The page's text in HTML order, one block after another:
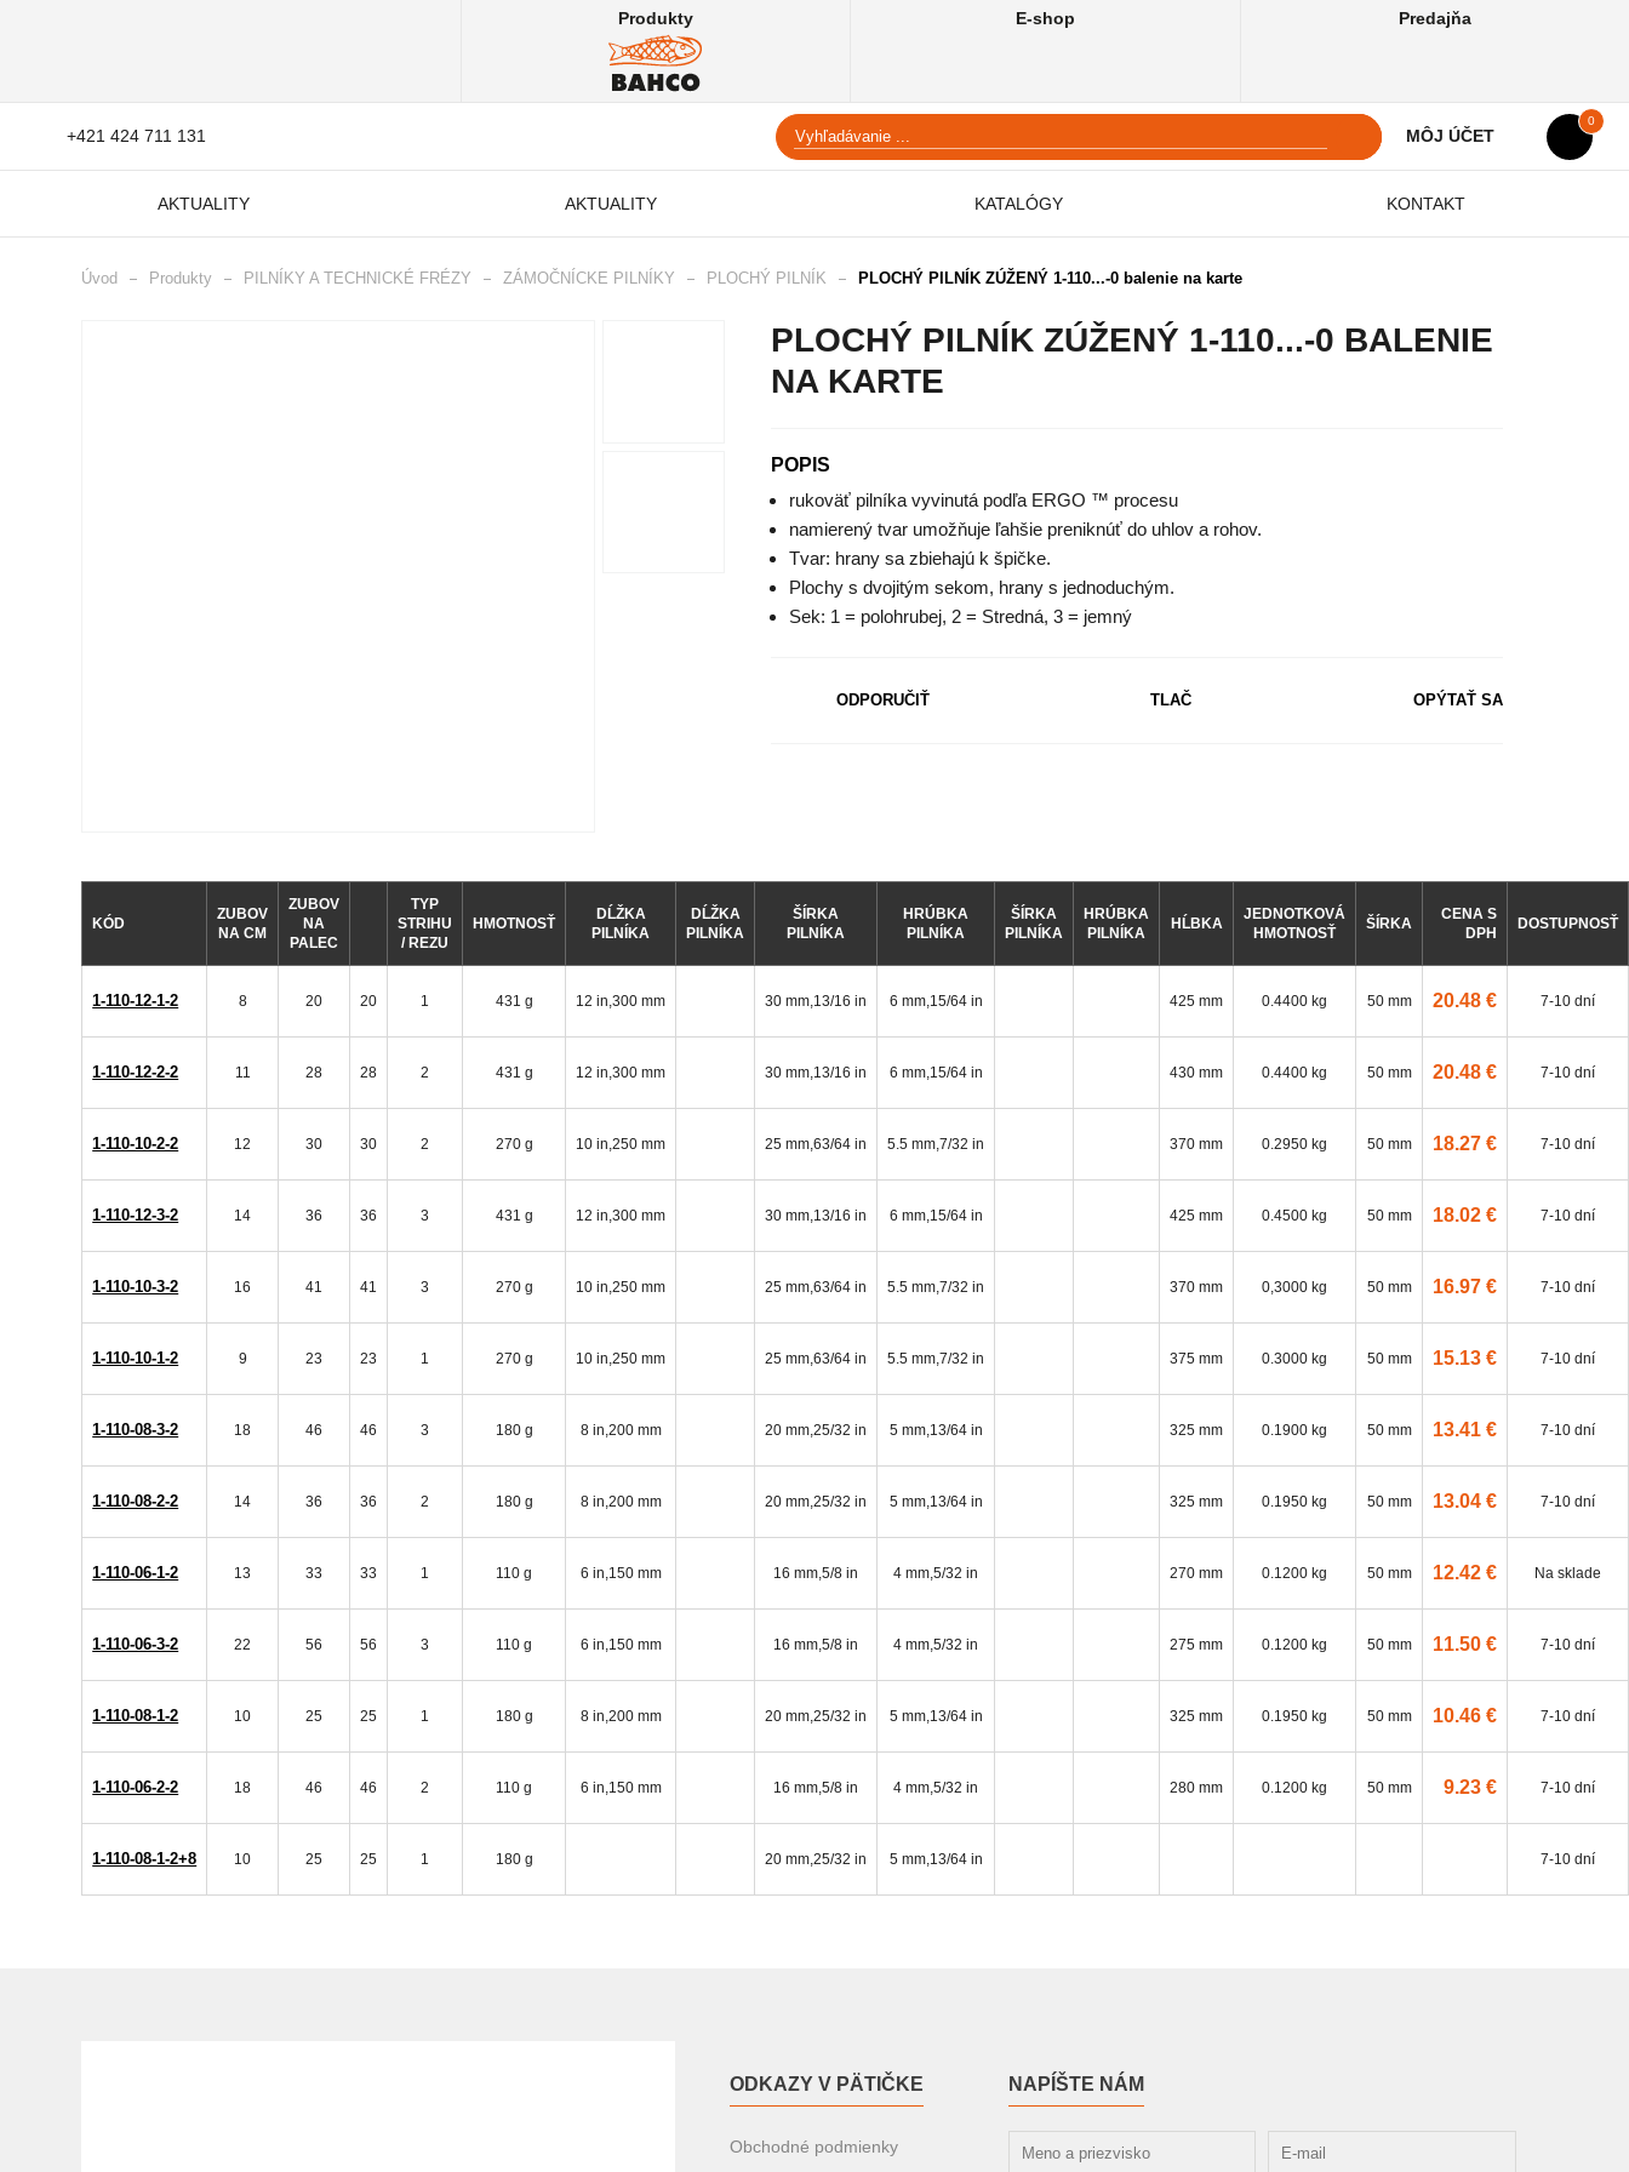
Produkty E-shop Predajňa
+421 424 711 131 MÔJ ÚČET
0
AKTUALITY AKTUALITY KATALÓGY KONTAKT
Úvod Produkty PILNÍKY A TECHNICKÉ FRÉZY ZÁMOČNÍCKE PILNÍKY PLOCHÝ PILNÍK PLOCHÝ PILNÍK ZÚŽENÝ 1-110...-0 balenie na karte
PLOCHÝ PILNÍK ZÚŽENÝ 1-110...-0 BALENIE
NA KARTE
POPIS
rukoväť pilníka vyvinutá podľa ERGO ™ procesu
namierený tvar umožňuje ľahšie preniknúť do uhlov a rohov.
Tvar: hrany sa zbiehajú k špičke.
Plochy s dvojitým sekom, hrany s jednoduchým.
Sek: 1 = polohrubej, 2 = Stredná, 3 = jemný
ODPORUČIŤ TLAČ OPÝTAŤ SA
KÓD
ZUBOV
NA CM
ZUBOV
NA
PALEC
TYP
STRIHU
/ REZU
HMOTNOSŤ
DĹŽKA
PILNÍKA
DĹŽKA
PILNÍKA
ŠÍRKA
PILNÍKA
HRÚBKA
PILNÍKA
ŠÍRKA
PILNÍKA
HRÚBKA
PILNÍKA
HĹBKA
JEDNOTKOVÁ
HMOTNOSŤ
ŠÍRKA
CENA S
DPH
DOSTUPNOSŤ
1-110-12-1-2 8 20 20 1 431 g 12 in,300 mm 30 mm,13/16 in 6 mm,15/64 in 425 mm 0.4400 kg 50 mm 20.48 € 7-10 dní
1-110-12-2-2 11 28 28 2 431 g 12 in,300 mm 30 mm,13/16 in 6 mm,15/64 in 430 mm 0.4400 kg 50 mm 20.48 € 7-10 dní
1-110-10-2-2 12 30 30 2 270 g 10 in,250 mm 25 mm,63/64 in 5.5 mm,7/32 in 370 mm 0.2950 kg 50 mm 18.27 € 7-10 dní
1-110-12-3-2 14 36 36 3 431 g 12 in,300 mm 30 mm,13/16 in 6 mm,15/64 in 425 mm 0.4500 kg 50 mm 18.02 € 7-10 dní
1-110-10-3-2 16 41 41 3 270 g 10 in,250 mm 25 mm,63/64 in 5.5 mm,7/32 in 370 mm 0,3000 kg 50 mm 16.97 € 7-10 dní
1-110-10-1-2 9 23 23 1 270 g 10 in,250 mm 25 mm,63/64 in 5.5 mm,7/32 in 375 mm 0.3000 kg 50 mm 15.13 € 7-10 dní
1-110-08-3-2 18 46 46 3 180 g 8 in,200 mm 20 mm,25/32 in 5 mm,13/64 in 325 mm 0.1900 kg 50 mm 13.41 € 7-10 dní
1-110-08-2-2 14 36 36 2 180 g 8 in,200 mm 20 mm,25/32 in 5 mm,13/64 in 325 mm 0.1950 kg 50 mm 13.04 € 7-10 dní
1-110-06-1-2 13 33 33 1 110 g 6 in,150 mm 16 mm,5/8 in 4 mm,5/32 in 270 mm 0.1200 kg 50 mm 12.42 € Na sklade
1-110-06-3-2 22 56 56 3 110 g 6 in,150 mm 16 mm,5/8 in 4 mm,5/32 in 275 mm 0.1200 kg 50 mm 11.50 € 7-10 dní
1-110-08-1-2 10 25 25 1 180 g 8 in,200 mm 20 mm,25/32 in 5 mm,13/64 in 325 mm 0.1950 kg 50 mm 10.46 € 7-10 dní
1-110-06-2-2 18 46 46 2 110 g 6 in,150 mm 16 mm,5/8 in 4 mm,5/32 in 280 mm 0.1200 kg 50 mm 9.23 € 7-10 dní
1-110-08-1-2+8 10 25 25 1 180 g 20 mm,25/32 in 5 mm,13/64 in 7-10 dní
ODKAZY V PÄTIČKE
Obchodné podmienky
NAPÍŠTE NÁM